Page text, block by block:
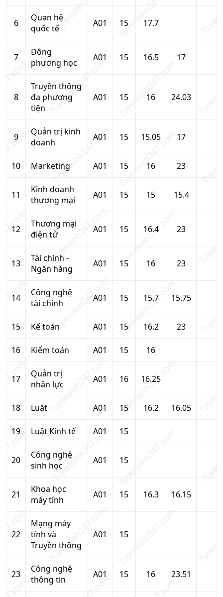
6
Quan hệ
quốc tế
A01 15 17.7
7
Đông
phương học
A01 15 16.5 17
8
Truyền thông
đa phương
tiện
A01 15 16 24.03
9
Quản trị kinh
doanh
A01 15 15.05 17
10 Marketing A01 15 16 23
11
Kinh doanh
thương mại
A01 15 15 15.4
12
Thương mại
điện tử
A01 15 16.4 23
13
Tài chính -
Ngân hàng
A01 15 16 23
14
Công nghệ
tài chính
A01 15 15.7 15.75
15 Kế toán A01 15 16.2 23
16 Kiểm toán A01 15 16
17
Quản trị
nhân lực
A01 16 16.25
18 Luật A01 15 16.2 16.05
19 Luật Kinh tế A01 15
20
Công nghệ
sinh học
A01 15
21
Khoa học
máy tính
A01 15 16.3 16.15
22
Mạng máy
tính và
Truyền thông
A01 15
23
Công nghệ
thông tin
A01 15 16 23.51